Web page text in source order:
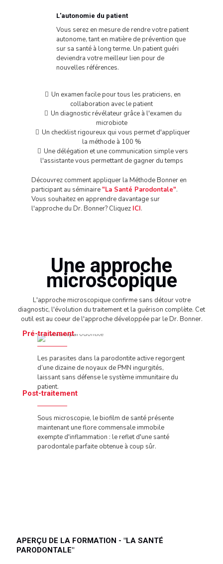
L'autonomie du patient
Vous serez en mesure de rendre votre patient
autonome, tant en matière de prévention que
sur sa santé à long terme. Un patient guéri
deviendra votre meilleur lien pour de
nouvelles références.
Un examen facile pour tous les praticiens, en
collaboration avec le patient
Un diagnostic révélateur grâce à l'examen du
microbiote
Un checklist rigoureux qui vous permet d'appliquer
la méthode à 100 %
Une délégation et une communication simple vers
l'assistante vous permettant de gagner du temps
Découvrez comment appliquer la Méthode Bonner en
participant au séminaire"La Santé Parodontale".
Vous souhaitez en apprendre davantage sur
l'approche du Dr. Bonner? Cliquez ICI.
Une approche
microscopique
L'approche microscopique confirme sans détour votre
diagnostic, l'évolution du traitement et la guérison complète. Cet
outil est au coeur de l'approche développée par le Dr. Bonner.
Pré-traitement
Les parasites dans la parodontite active regorgent
d’une dizaine de noyaux de PMN ingurgités,
laissant sans défense le système immunitaire du
patient.
Post-traitement
Sous microscopie, le biofilm de santé présente
maintenant une flore commensale immobile
exempte d'inflammation : le reflet d'une santé
parodontale parfaite obtenue à coup sûr.
APERÇU DE LA FORMATION - "LA SANTÉ
PARODONTALE"